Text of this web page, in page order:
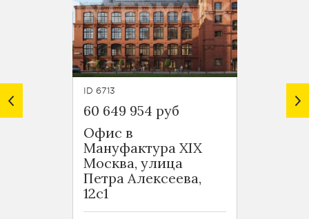
ID 6713
60 649 954 руб
Офис в
Мануфактура XIX
Москва, улица
Петра Алексеева,
12с1
95